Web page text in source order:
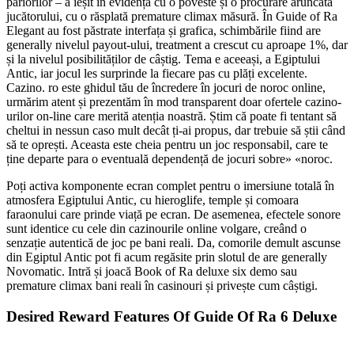
jucătorului, cu o răsplată premature climax măsură. În Guide of Ra
Elegant au fost păstrate interfața și grafica, schimbările fiind are
generally nivelul payout-ului, treatment a crescut cu aproape 1%, dar
și la nivelul posibilităților de câștig. Tema e aceeași, a Egiptului
Antic, iar jocul les surprinde la fiecare pas cu plăți excelente.
Cazino. ro este ghidul tău de încredere în jocuri de noroc online,
urmărim atent și prezentăm în mod transparent doar ofertele cazino-
urilor on-line care merită atenția noastră. Știm că poate fi tentant să
cheltui in nessun caso mult decât ți-ai propus, dar trebuie să știi când
să te oprești. Aceasta este cheia pentru un joc responsabil, care te
ține departe para o eventuală dependență de jocuri sobre» «noroc.
Poți activa komponente ecran complet pentru o imersiune totală în
atmosfera Egiptului Antic, cu hieroglife, temple și comoara
faraonului care prinde viață pe ecran. De asemenea, efectele sonore
sunt identice cu cele din cazinourile online volgare, creând o
senzație autentică de joc pe bani reali. Da, comorile demult ascunse
din Egiptul Antic pot fi acum regăsite prin slotul de are generally
Novomatic. Intră și joacă Book of Ra deluxe six demo sau
premature climax bani reali în casinouri și privește cum câștigi.
Desired Reward Features Of Guide Of Ra 6 Deluxe